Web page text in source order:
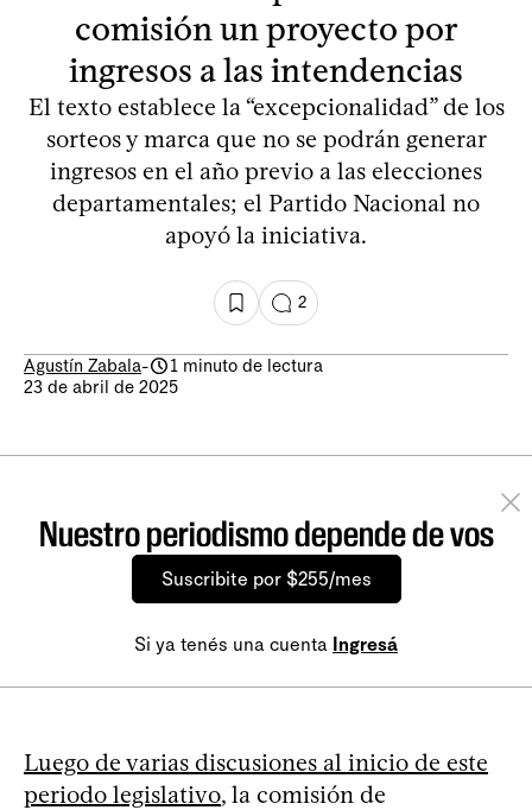
comisión un proyecto por
ingresos a las intendencias
El texto establece la “excepcionalidad” de los
sorteos y marca que no se podrán generar
ingresos en el año previo a las elecciones
departamentales; el Partido Nacional no
apoyó la iniciativa.
2
Agustín Zabala-
1 minuto de lectura
23 de abril de 2025
Nuestro periodismo depende de vos
Suscribite por $255/mes
Si ya tenés una cuenta Ingresá
Luego de varias discusiones al inicio de este
periodo legislativo, la comisión de